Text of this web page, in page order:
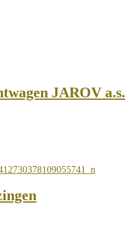
JAROV a.s.